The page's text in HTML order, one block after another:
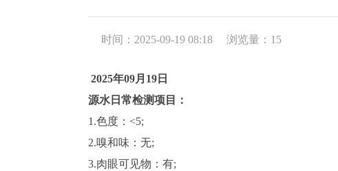
时间：2025-09-19 08:18 浏览量： 15
2025年09月19日
源水日常检测项目：
1.色度：<5;
2.嗅和味：无;
3.肉眼可见物：有;